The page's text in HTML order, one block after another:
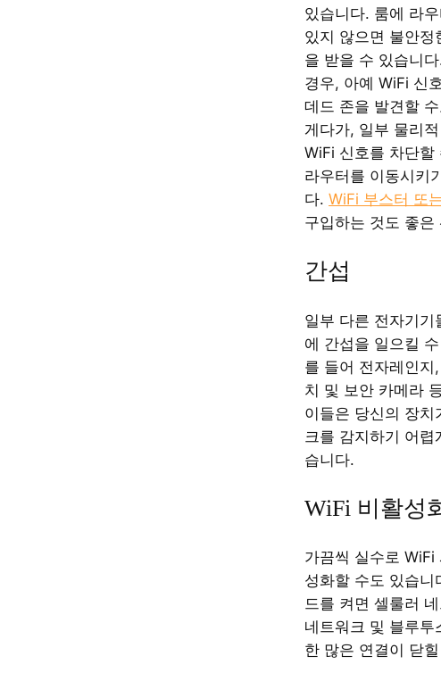
있습니다. 룸에 라
있지 않으면 불안정
을 받을 수 있습니
경우, 아예 WiFi 신
데드 존을 발견할
게다가, 일부 물리
WiFi 신호를 차단할
라우터를 이동시키
다. WiFi 부스터 또
구입하는 것도 좋은
간섭
일부 다른 전자기기
에 간섭을 일으킬
를 들어 전자레인지
치 및 보안 카메라
이들은 당신의 장치
크를 감지하기 어렵
습니다.
WiFi 비활성
가끔씩 실수로 WiFi
성화할 수도 있습니
드를 켜면 셀룰러
네트워크 및 블루투
한 많은 연결이 닫